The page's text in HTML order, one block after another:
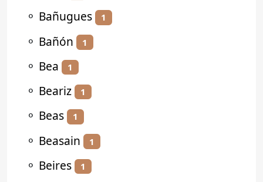
⚬ Bañugues 1
⚬ Bañón 1
⚬ Bea 1
⚬ Beariz 1
⚬ Beas 1
⚬ Beasain 1
⚬ Beires 1